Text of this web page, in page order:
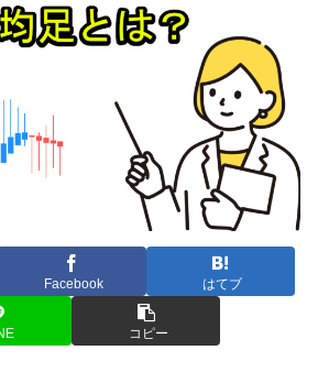
Facebook はてブ
コピー